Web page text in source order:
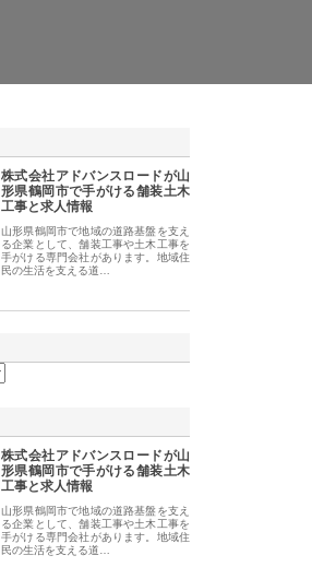
株式会社アドバンスロードが山
形県鶴岡市で手がける舗装土木
工事と求人情報
山形県鶴岡市で地域の道路基盤を支え
る企業として、舗装工事や土木工事を
手がける専門会社があります。地域住
民の生活を支える道…
株式会社アドバンスロードが山
形県鶴岡市で手がける舗装土木
工事と求人情報
山形県鶴岡市で地域の道路基盤を支え
る企業として、舗装工事や土木工事を
手がける専門会社があります。地域住
民の生活を支える道…